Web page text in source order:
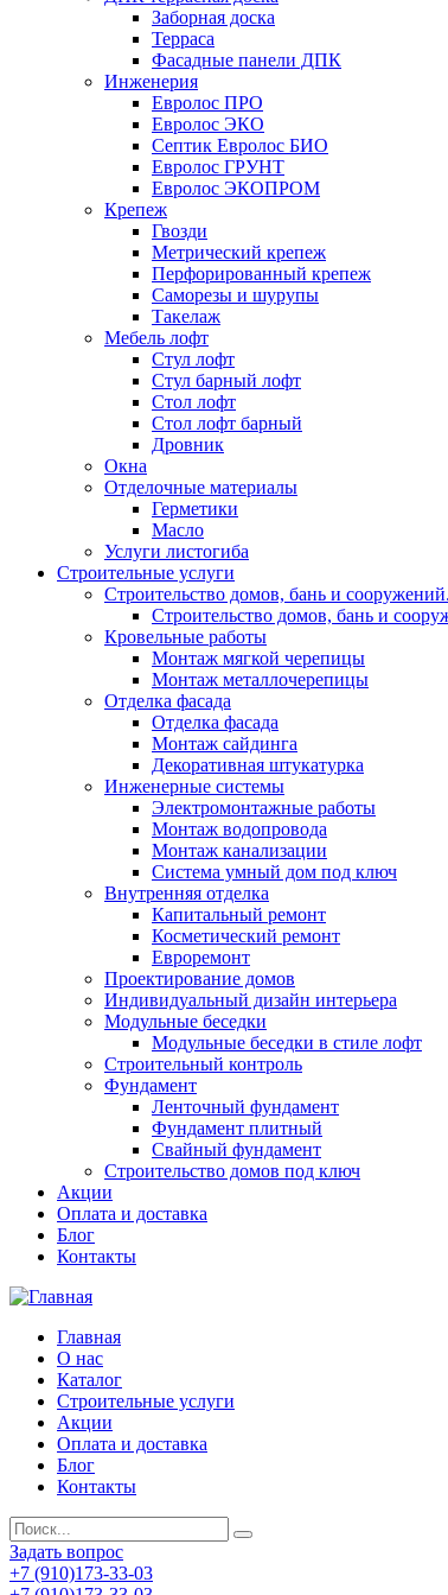
Заборная доска
Терраса
Фасадные панели ДПК
Инженерия
Евролос ПРО
Евролос ЭКО
Септик Евролос БИО
Евролос ГРУНТ
Евролос ЭКОПРОМ
Крепеж
Гвозди
Метрический крепеж
Перфорированный крепеж
Саморезы и шурупы
Такелаж
Мебель лофт
Стул лофт
Стул барный лофт
Стол лофт
Стол лофт барный
Дровник
Окна
Отделочные материалы
Герметики
Масло
Услуги листогиба
Строительные услуги
Строительство домов, бань и сооружений.
Строительство домов, бань и
Кровельные работы
Монтаж мягкой черепицы
Монтаж металлочерепицы
Отделка фасада
Отделка фасада
Монтаж сайдинга
Декоративная штукатурка
Инженерные системы
Электромонтажные работы
Монтаж водопровода
Монтаж канализации
Система умный дом под ключ
Внутренняя отделка
Капитальный ремонт
Косметический ремонт
Евроремонт
Проектирование домов
Индивидуальный дизайн интерьера
Модульные беседки
Модульные беседки в стиле лофт
Строительный контроль
Фундамент
Ленточный фундамент
Фундамент плитный
Свайный фундамент
Строительство домов под ключ
Акции
Оплата и доставка
Блог
Контакты
Главная
О нас
Каталог
Строительные услуги
Акции
Оплата и доставка
Блог
Контакты
Задать вопрос
+7 (910)173-33-03